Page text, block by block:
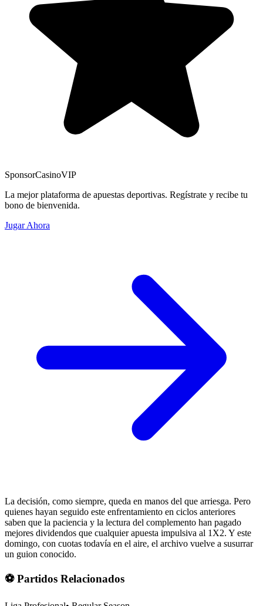
SponsorCasinoVIP
La mejor plataforma de apuestas deportivas. Regístrate y recibe tu
bono de bienvenida.
Jugar Ahora
La decisión, como siempre, queda en manos del que arriesga. Pero
quienes hayan seguido este enfrentamiento en ciclos anteriores
saben que la paciencia y la lectura del complemento han pagado
mejores dividendos que cualquier apuesta impulsiva al 1X2. Y este
domingo, con cuotas todavía en el aire, el archivo vuelve a susurrar
un guion conocido.
⚽ Partidos Relacionados